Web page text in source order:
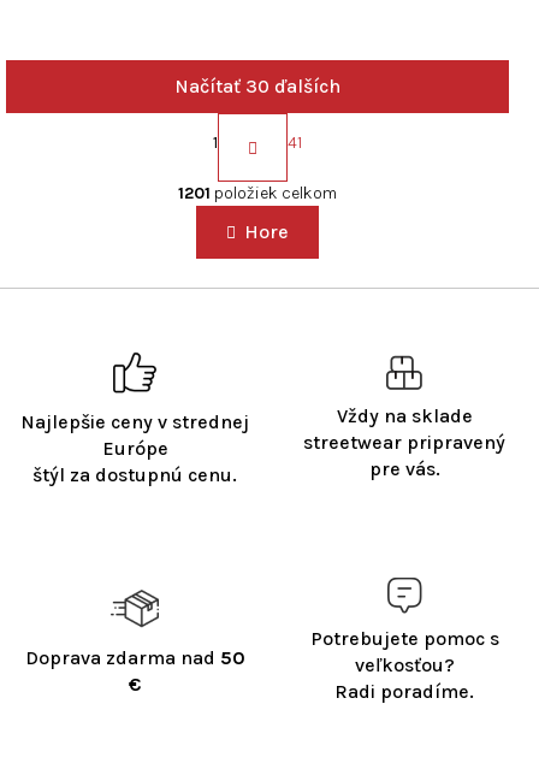
v
á
d
a
Načítať 30 ďalších
S
t
á
n
k
o
a
1 41
1201 položiek celkom
Hore
Najlepšie ceny v strednej
Európe
štýl za dostupnú cenu.
Vždy na sklade
streetwear pripravený
pre vás.
Doprava zdarma nad 50
€
Potrebujete pomoc s
veľkosťou?
Radi poradíme.